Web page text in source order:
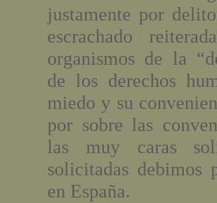
justamente por
escrachado
organismos de la
de los derechos
miedo y su
por sobre las
las muy caras
solicitadas debimos
en España.